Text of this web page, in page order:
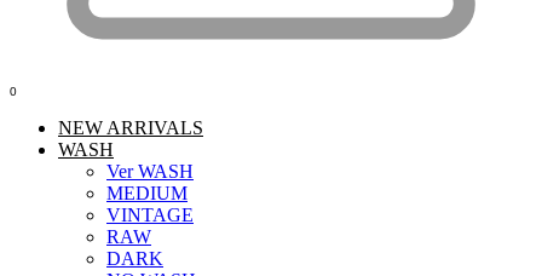
0
NEW ARRIVALS
WASH
Ver WASH
MEDIUM
VINTAGE
RAW
DARK